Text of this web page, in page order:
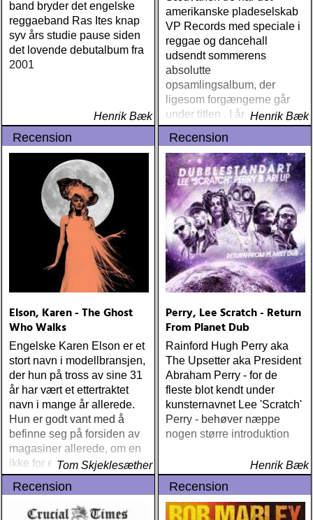
band bryder det engelske
reggaeband Ras Ites knap
syv års studie pause siden
det lovende debutalbum fra
2001
Henrik Bæk
amerikanske pladeselskab
VP Records med speciale i
reggae og dancehall
udsendt sommerens
absolutte
opsamlingsalbum, der
ligesom forgængerne går
under titlen . I årets
skikkelse bydes der på 11
dancehall numre og 7
numre i reggae takt
Henrik Bæk
Recension
Elson, Karen - The Ghost
Who Walks
Engelske Karen Elson er et
stort navn i modellbransjen,
der hun på tross av sine 31
år har vært et ettertraktet
navn i mange år allerede.
Hun er godt vant med å
befinne seg på forsiden av
magasiner allerede, om en
ikke for egne kunstneriske
prestasjoner
Tom Skjeklesæther
Recension
Perry, Lee Scratch - Return
From Planet Dub
Rainford Hugh Perry aka
The Upsetter aka President
Abraham Perry - for de
fleste blot kendt under
kunsternavnet Lee 'Scratch'
Perry - behøver næppe
nogen større introduktion
Henrik Bæk
Recension Recension